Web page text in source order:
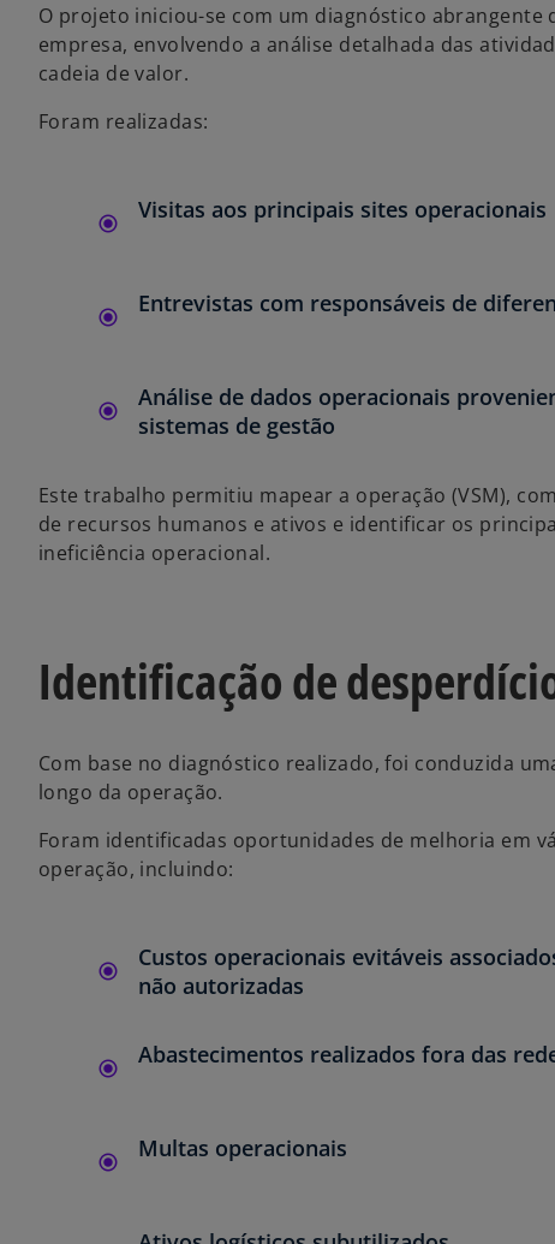
O projeto iniciou-se com um diagnóstico abrangente
empresa, envolvendo a análise detalhada das
cadeia de valor.
Foram realizadas:
Visitas aos principais sites operacionais
Entrevistas com responsáveis de
Análise de dados operacionais
sistemas de gestão
Este trabalho permitiu mapear a operação (VSM),
de recursos humanos e ativos e identificar os
ineficiência operacional.
Identificação de
Com base no diagnóstico realizado, foi conduzida
longo da operação.
Foram identificadas oportunidades de melhoria em
operação, incluindo:
Custos operacionais evitáveis
não autorizadas
Abastecimentos realizados fora das
Multas operacionais